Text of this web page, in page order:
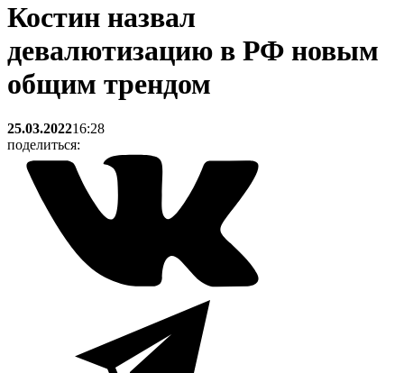
Костин назвал
девалютизацию в РФ новым
общим трендом
25.03.202216:28
поделиться: